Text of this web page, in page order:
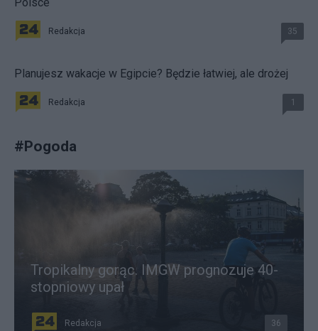
Redakcja 35
Planujesz wakacje w Egipcie? Będzie łatwiej, ale drożej
Redakcja 1
#Pogoda
Tropikalny gorąc. IMGW prognozuje 40-
stopniowy upał
Redakcja 36